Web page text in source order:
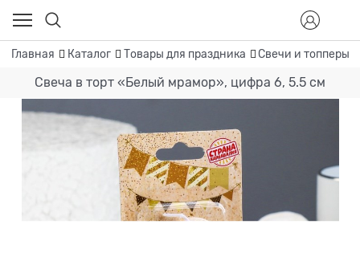
Главная Каталог Товары для праздника Свечи и топперы
Свеча в торт «Белый мрамор», цифра 6, 5.5 см